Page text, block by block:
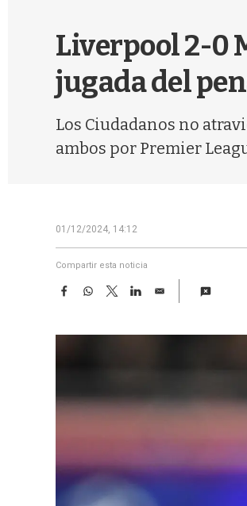
Liverpool 2-0
jugada del
Los Ciudadanos no
ambos por Premier
01/12/2024, 14:12
Compartir esta noticia
F
e
k
W
t
p
T
w
t
L
k
n
E
i